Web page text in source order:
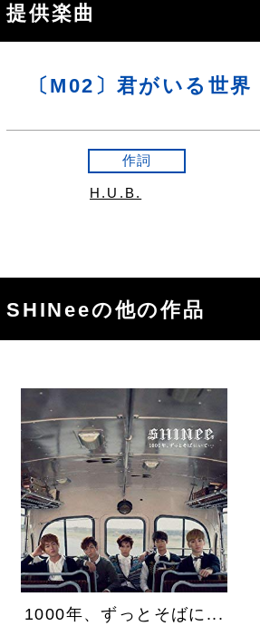
提供楽曲
〔M02〕君がいる世界
作詞
H.U.B.
SHINeeの他の作品
1000年、ずっとそばに...